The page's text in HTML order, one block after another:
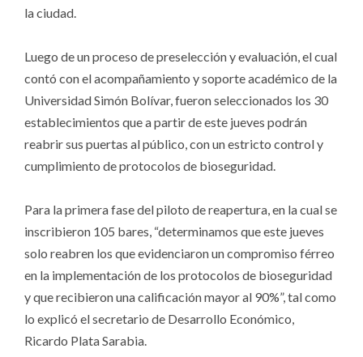
la ciudad.
Luego de un proceso de preselección y evaluación, el cual
contó con el acompañamiento y soporte académico de la
Universidad Simón Bolívar, fueron seleccionados los 30
establecimientos que a partir de este jueves podrán
reabrir sus puertas al público, con un estricto control y
cumplimiento de protocolos de bioseguridad.
Para la primera fase del piloto de reapertura, en la cual se
inscribieron 105 bares, “determinamos que este jueves
solo reabren los que evidenciaron un compromiso férreo
en la implementación de los protocolos de bioseguridad
y que recibieron una calificación mayor al 90%”, tal como
lo explicó el secretario de Desarrollo Económico,
Ricardo Plata Sarabia.